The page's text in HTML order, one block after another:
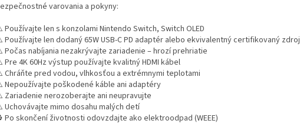
varovania a pokyny:
Používajte len s konzolami Nintendo Switch, Switch OLED
Používajte len dodaný 65W USB-C PD adaptér alebo ekvivalentný certifikovaný zdroj
Počas nabíjania nezakrývajte zariadenie – hrozí prehriatie
Pre 4K 60Hz výstup používajte kvalitný HDMI kábel
Chráňte pred vodou, vlhkosťou a extrémnymi teplotami
Nepoužívajte poškodené káble ani adaptéry
Zariadenie nerozoberajte ani neupravujte
Uchovávajte mimo dosahu malých detí
Po skončení životnosti odovzdajte ako elektroodpad (WEEE)